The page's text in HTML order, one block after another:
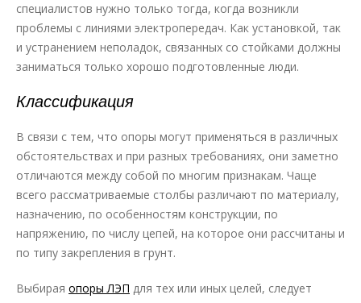
специалистов нужно только тогда, когда возникли
проблемы с линиями электропередач. Как установкой, так
и устранением неполадок, связанных со стойками должны
заниматься только хорошо подготовленные люди.
Классификация
В связи с тем, что опоры могут применяться в различных
обстоятельствах и при разных требованиях, они заметно
отличаются между собой по многим признакам. Чаще
всего рассматриваемые столбы различают по материалу,
назначению, по особенностям конструкции, по
напряжению, по числу цепей, на которое они рассчитаны и
по типу закрепления в грунт.
Выбирая опоры ЛЭП для тех или иных целей, следует